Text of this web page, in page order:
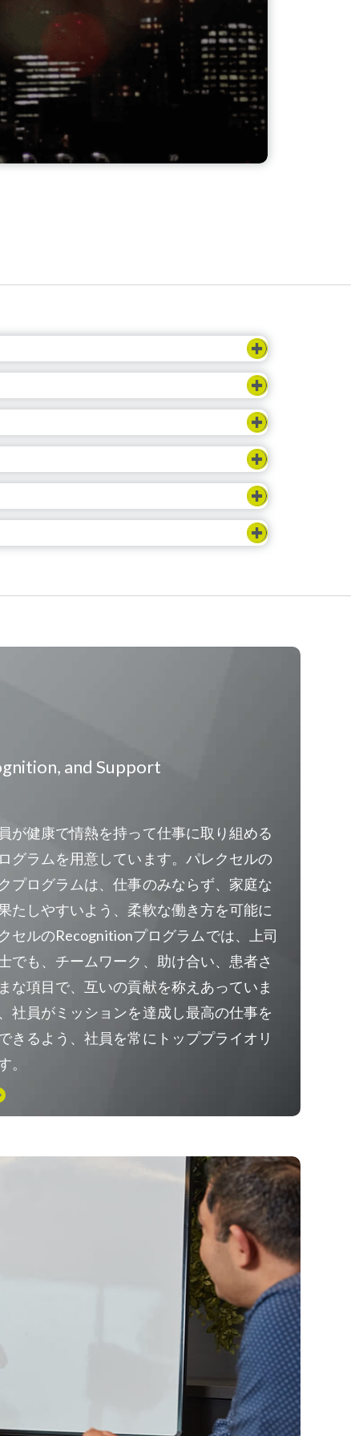
and Support
が健康で情熱を持って仕事に取り組める
グラムを用意しています。パレクセルの
プログラムは、仕事のみならず、家庭な
たしやすいよう、柔軟な働き方を可能に
セルのRecognitionプログラムでは、上司
でも、チームワーク、助け合い、患者さ
な項目で、互いの貢献を称えあっていま
社員がミッションを達成し最高の仕事を
きるよう、社員を常にトッププライオリ
。